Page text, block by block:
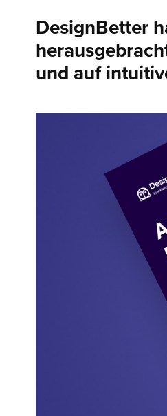
DesignBetter
und auf